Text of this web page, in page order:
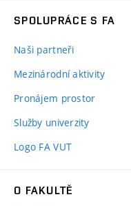
SPOLUPRÁCE S FA
Naši partneři
Mezinárodní aktivity
Pronájem prostor
Služby univerzity
Logo FA VUT
O FAKULTĚ